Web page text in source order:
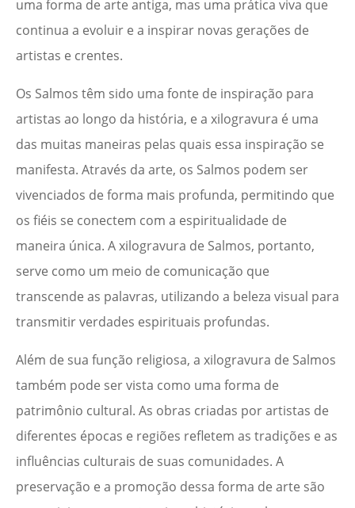
uma forma de arte antiga, mas uma prática viva que
continua a evoluir e a inspirar novas gerações de
artistas e crentes.
Os Salmos têm sido uma fonte de inspiração para
artistas ao longo da história, e a xilogravura é uma
das muitas maneiras pelas quais essa inspiração se
manifesta. Através da arte, os Salmos podem ser
vivenciados de forma mais profunda, permitindo que
os fiéis se conectem com a espiritualidade de
maneira única. A xilogravura de Salmos, portanto,
serve como um meio de comunicação que
transcende as palavras, utilizando a beleza visual para
transmitir verdades espirituais profundas.
Além de sua função religiosa, a xilogravura de Salmos
também pode ser vista como uma forma de
patrimônio cultural. As obras criadas por artistas de
diferentes épocas e regiões refletem as tradições e as
influências culturais de suas comunidades. A
preservação e a promoção dessa forma de arte são